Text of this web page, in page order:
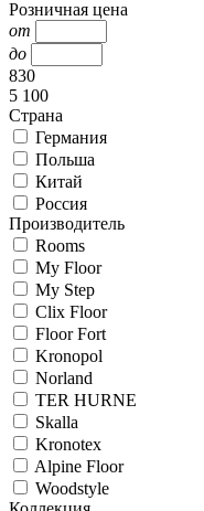
Розничная цена
от
до
830
5 100
Страна
Германия
Польша
Китай
Россия
Производитель
Rooms
My Floor
My Step
Clix Floor
Floor Fort
Kronopol
Norland
TER HURNE
Skalla
Kronotex
Alpine Floor
Woodstyle